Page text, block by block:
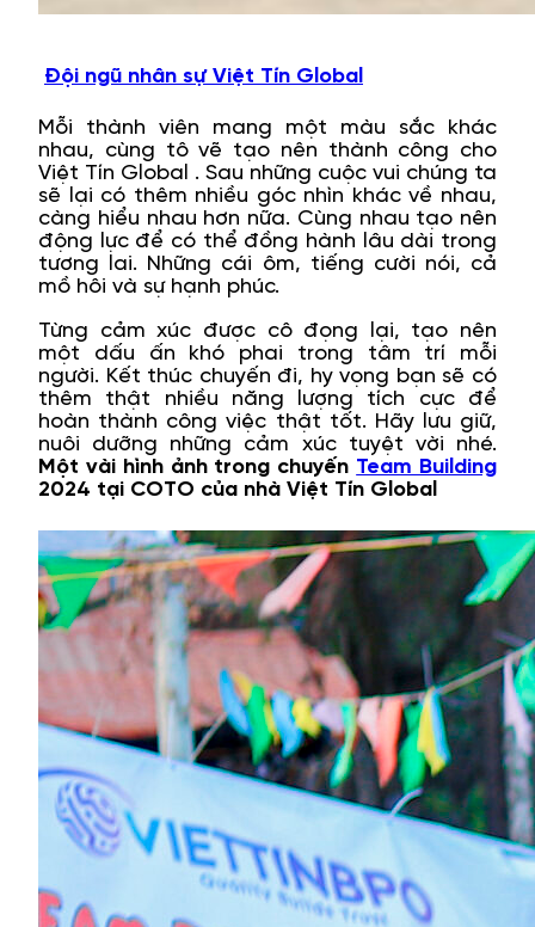
Đội ngũ nhân sự Việt Tín Global
Mỗi thành viên mang một màu sắc khác
nhau, cùng tô vẽ tạo nên thành công cho
Việt Tín Global . Sau những cuộc vui chúng ta
sẽ lại có thêm nhiều góc nhìn khác về nhau,
càng hiểu nhau hơn nữa. Cùng nhau tạo nên
động lực để có thể đồng hành lâu dài trong
tương lai. Những cái ôm, tiếng cười nói, cả
mồ hôi và sự hạnh phúc.
Từng cảm xúc được cô đọng lại, tạo nên
một dấu ấn khó phai trong tâm trí mỗi
người. Kết thúc chuyến đi, hy vọng bạn sẽ có
thêm thật nhiều năng lượng tích cực để
hoàn thành công việc thật tốt. Hãy lưu giữ,
nuôi dưỡng những cảm xúc tuyệt vời nhé.
Một vài hình ảnh trong chuyến Team Building
2024 tại COTO của nhà Việt Tín Global